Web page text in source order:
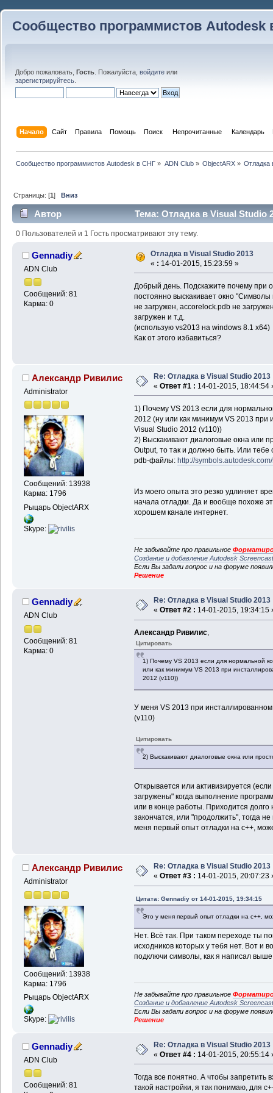
Сообщество программистов Autodesk
Добро пожаловать, Гость . Пожалуйста, войдите или
зарегистрируйтесь
Начало Сайт Правила Помощь Поиск Непрочитанные Календарь
Сообщество программистов Autodesk в СНГ » ADN Club» ObjectARX» Отладка
Страницы: [1]Вниз
Автор Тема: Отладка в Visual Studio
0 Пользователей и 1 Гость просматривают эту тему.
Gennadiy
ADN Club
Сообщений: 81
Карма: 0
Отладка в Visual Studio 2013
« : 14-01-2015, 15:23:59 »
Добрый день. Подскажите почему при
постоянно выскакивает окно
не загружен, accorelock.pdb не
загружен и т.д.
(использую vs2013 на windows 8.1 x64)
Как от этого избавиться?
Александр Ривилис
Administrator
Сообщений: 13938
Карма: 1796
Рыцарь ObjectARX
Skype:
Re: Отладка в Visual Studio 2013
« Ответ #1 : 14-01-2015, 18:44:54
1) Почему VS 2013 если для
2012 (ну или как минимум VS 2013 при
Visual Studio 2012 (v110))
2) Выскакивают диалоговые окна или
Output, то так и должно быть. Или тебе
pdb-файлы: http://
Из моего опыта это резко удлиняет
начала отладки. Да и вообще похоже
хорошем канале интернет.
Не забывайте про правильное
Создание и добавление Autodesk
Если Вы задали вопрос и на форуме
Решение
Gennadiy
ADN Club
Сообщений: 81
Карма: 0
Re: Отладка в Visual Studio 2013
« Ответ #2 : 14-01-2015, 19:34:15
Александр Ривилис,
Цитировать
1) Почему VS 2013 если для нормальной
или как минимум VS 2013 при
2012 (v110))
У меня VS 2013 при
(v110)
Цитировать
2) Выскакивают диалоговые окна или
Открывается или активизируется
загружены" когда выполнение
или в конце работы. Приходится
закончатся, или "продолжить", тогда
меня первый опыт отладки на с++,
Александр Ривилис
Administrator
Сообщений: 13938
Карма: 1796
Рыцарь ObjectARX
Skype:
Re: Отладка в Visual Studio 2013
« Ответ #3 : 14-01-2015, 20:07:23
Цитата: Gennadiy от 14-01-2015, 19:34:15
Это у меня первый опыт отладки на с++,
Нет. Всё так. При таком переходе ты
исходников которых у тебя нет. Вот и
подключи символы, как я написал
Не забывайте про правильное
Создание и добавление Autodesk
Если Вы задали вопрос и на форуме
Решение
Gennadiy
ADN Club
Сообщений: 81
Re: Отладка в Visual Studio 2013
« Ответ #4 : 14-01-2015, 20:55:14
Тогда все понятно. А чтобы запретить
такой настройки, я так понимаю, для